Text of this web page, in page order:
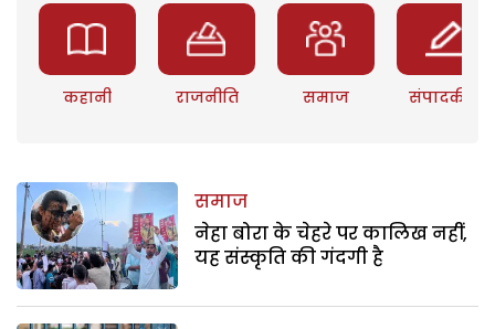
कहानी राजनीति समाज संपादकीय
समाज
नेहा बोरा के चेहरे पर कालिख नहीं,
यह संस्कृति की गंदगी है